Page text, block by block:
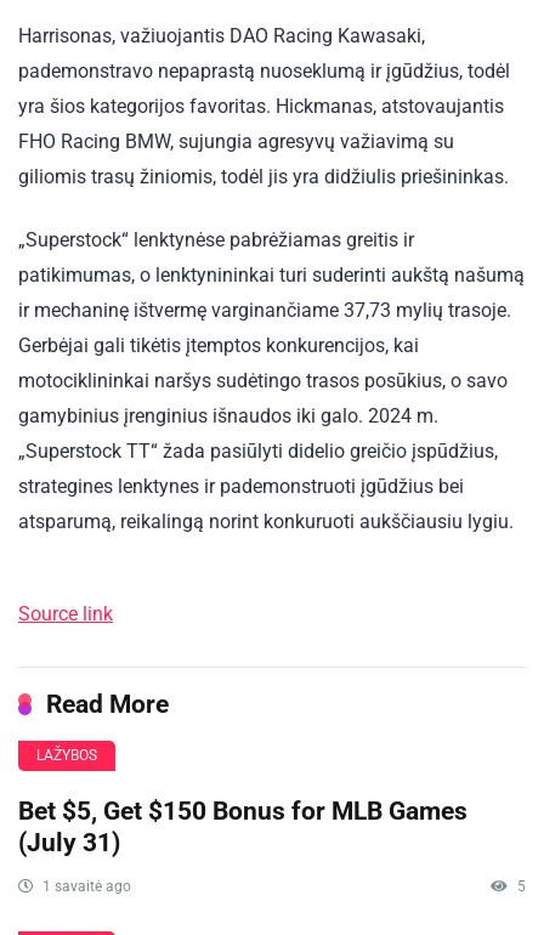
Harrisonas, važiuojantis DAO Racing Kawasaki,
pademonstravo nepaprastą nuoseklumą ir įgūdžius, todėl
yra šios kategorijos favoritas. Hickmanas, atstovaujantis
FHO Racing BMW, sujungia agresyvų važiavimą su
giliomis trasų žiniomis, todėl jis yra didžiulis priešininkas.
„Superstock“ lenktynėse pabrėžiamas greitis ir
patikimumas, o lenktynininkai turi suderinti aukštą našumą
ir mechaninę ištvermę varginančiame 37,73 mylių trasoje.
Gerbėjai gali tikėtis įtemptos konkurencijos, kai
motociklininkai naršys sudėtingo trasos posūkius, o savo
gamybinius įrenginius išnaudos iki galo. 2024 m.
„Superstock TT“ žada pasiūlyti didelio greičio įspūdžius,
strategines lenktynes ​​ir pademonstruoti įgūdžius bei
atsparumą, reikalingą norint konkuruoti aukščiausiu lygiu.
Source link
Read More
LAŽYBOS
Bet $5, Get $150 Bonus for MLB Games
(July 31)
1 savaitė ago 5